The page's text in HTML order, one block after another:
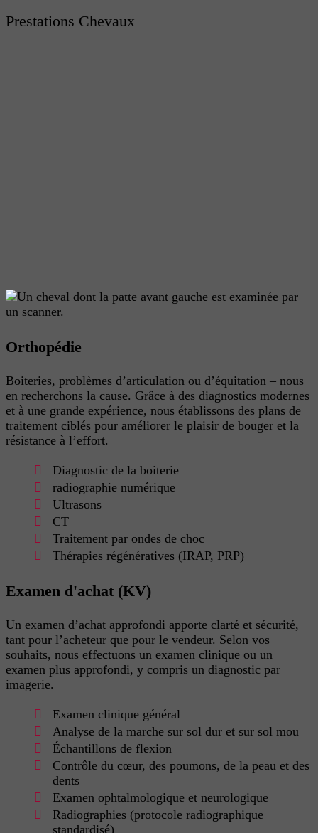
Prestations Chevaux
Orthopédie
Boiteries, problèmes d’articulation ou d’équitation – nous
en recherchons la cause. Grâce à des diagnostics modernes
et à une grande expérience, nous établissons des plans de
traitement ciblés pour améliorer le plaisir de bouger et la
résistance à l’effort.
Diagnostic de la boiterie
radiographie numérique
Ultrasons
CT
Traitement par ondes de choc
Thérapies régénératives (IRAP, PRP)
Examen d'achat (KV)
Un examen d’achat approfondi apporte clarté et sécurité,
tant pour l’acheteur que pour le vendeur. Selon vos
souhaits, nous effectuons un examen clinique ou un
examen plus approfondi, y compris un diagnostic par
imagerie.
Examen clinique général
Analyse de la marche sur sol dur et sur sol mou
Échantillons de flexion
Contrôle du cœur, des poumons, de la peau et des
dents
Examen ophtalmologique et neurologique
Radiographies (protocole radiographique
standardisé)